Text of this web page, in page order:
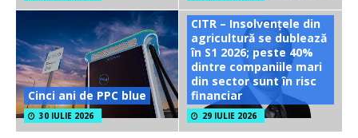
Cinci ani de PPC blue
30 IULIE 2026
CITR – Insolvențele din
agricultură se dublează
în S1 2026; peste 40%
dintre companiile mari
din sector sunt în risc
financiar
29 IULIE 2026